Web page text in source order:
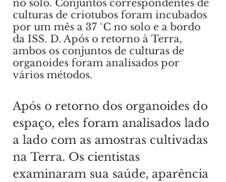
no solo. Conjuntos correspondentes de
culturas de criotubos foram incubados
por um mês a 37 °C no solo e a bordo
da ISS. D. Após o retorno à Terra,
ambos os conjuntos de culturas de
organoides foram analisados ​​por
vários métodos.
Após o retorno dos organoides do
espaço, eles foram analisados lado
a lado com as amostras cultivadas
na Terra. Os cientistas
examinaram sua saúde, aparência